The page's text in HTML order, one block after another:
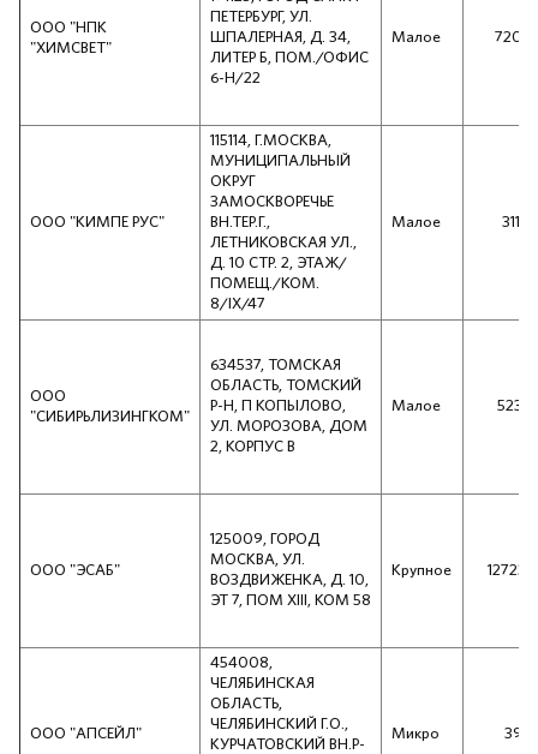
ООО "НПК
"ХИМСВЕТ"
ПЕТЕРБУРГ, УЛ.
ШПАЛЕРНАЯ, Д. 34,
ЛИТЕР Б, ПОМ./ОФИС
6-Н/22
Малое
ООО "КИМПЕ РУС"
115114, Г.МОСКВА,
МУНИЦИПАЛЬНЫЙ
ОКРУГ
ЗАМОСКВОРЕЧЬЕ
ВН.ТЕР.Г.,
ЛЕТНИКОВСКАЯ УЛ.,
Д. 10 СТР. 2, ЭТАЖ/
ПОМЕЩ./КОМ.
8/IX/47
Малое
ООО
"СИБИРЬЛИЗИНГКОМ"
634537, ТОМСКАЯ
ОБЛАСТЬ, ТОМСКИЙ
Р-Н, П КОПЫЛОВО,
УЛ. МОРОЗОВА, ДОМ
2, КОРПУС В
Малое
ООО "ЭСАБ"
125009, ГОРОД
МОСКВА, УЛ.
ВОЗДВИЖЕНКА, Д. 10,
ЭТ 7, ПОМ XIII, КОМ 58
Крупное
ООО "АПСЕЙЛ"
454008,
ЧЕЛЯБИНСКАЯ
ОБЛАСТЬ,
ЧЕЛЯБИНСКИЙ Г.О.,
КУРЧАТОВСКИЙ ВН.Р-
Микро